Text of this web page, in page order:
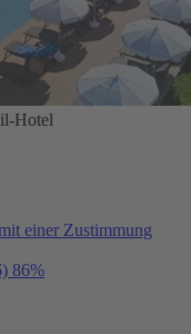
Hotel
einer Zustimmung
86%